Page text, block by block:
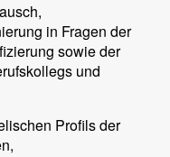
in Fragen der
sowie der
und
Profils der